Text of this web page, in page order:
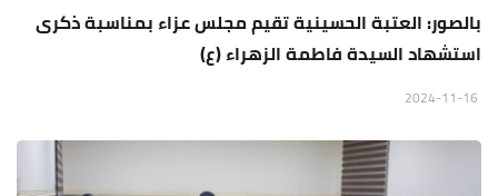
بالصور: العتبة الحسينية تقيم مجلس عزاء بمناسبة ذكرى
استشهاد السيدة فاطمة الزهراء (ع)